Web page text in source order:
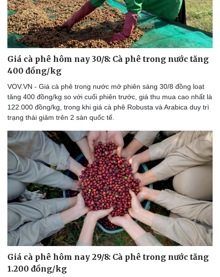
Giá cà phê hôm nay 30/8: Cà phê trong nước tăng
400 đồng/kg
VOV.VN - Giá cà phê trong nước mở phiên sáng 30/8 đồng loạt
tăng 400 đồng/kg so với cuối phiên trước, giá thu mua cao nhất là
122.000 đồng/kg, trong khi giá cà phê Robusta và Arabica duy trì
trạng thái giảm trên 2 sàn quốc tế.
Giá cà phê hôm nay 29/8: Cà phê trong nước tăng
1.200 đồng/kg